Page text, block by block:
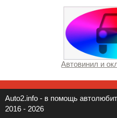
Автовинил и
Auto2.info - в помощь
2016 - 2026